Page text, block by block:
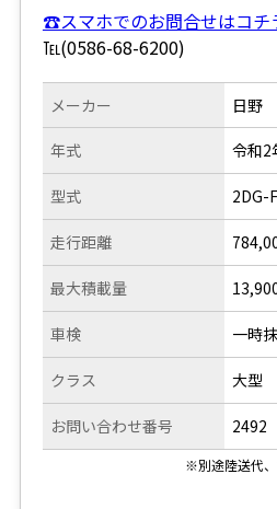
☎スマホでのお問合せはコチ
℡(0586-68-6200)
メーカー
年式
型式
走行距離
日野
令和2
2DG-
最大積載量
車検
クラス
お問い合わせ番号
一時
大型
2492
※別途陸送代